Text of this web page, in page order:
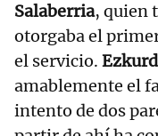
Salaberria, quien
otorgaba el
el servicio.
amablemente el
intento de dos